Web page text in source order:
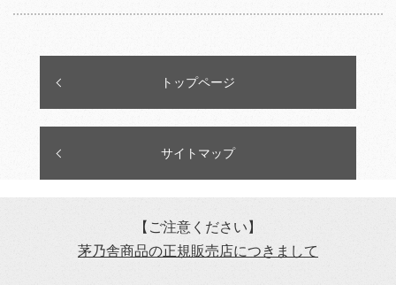
トップページ
サイトマップ
【ご注意ください】
茅乃舎商品の正規販売店につきまして